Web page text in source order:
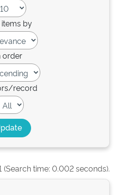
by
order
record
(Search time: 0.002 seconds).